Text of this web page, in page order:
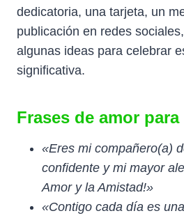
dedicatoria, una tarjeta, un
publicación en redes
algunas ideas para celebrar
significativa.
Frases de amor para
«Eres mi compañero(a)
confidente y mi mayor
Amor y la Amistad!»
«Contigo cada día es